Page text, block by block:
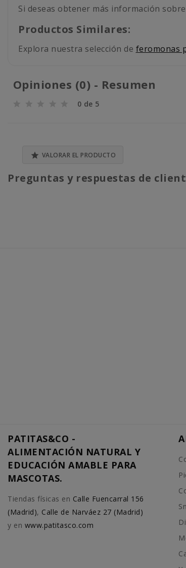
Si deseas obtener más información sobre
Productos Similares:
Explora nuestra selección de feromonas
Opiniones (0) - Resumen
0 de 5
 VALORAR EL PRODUCTO
Preguntas y respuestas de
PATITAS&CO -
ALIMENTACIÓN NATURAL Y
EDUCACIÓN AMABLE PARA
MASCOTAS.
Tiendas físicas en Calle Fuencarral 156
(Madrid), Calle de Narváez 27 (Madrid)
y en www.patitasco.com